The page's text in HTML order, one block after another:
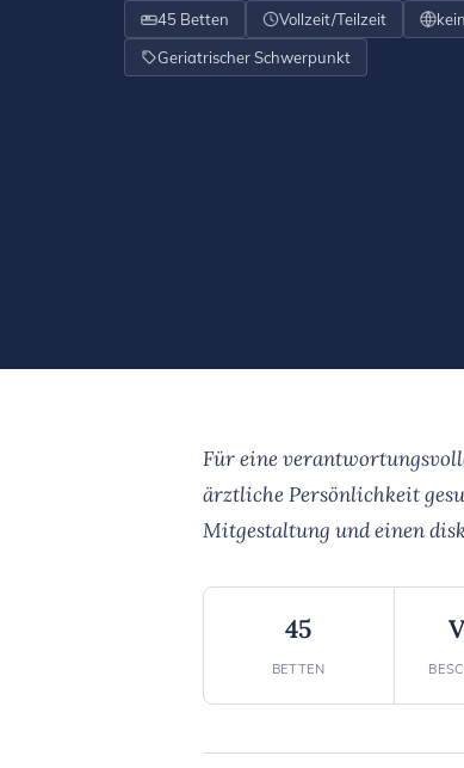
45 Betten Vollzeit/Teilzeit
Geriatrischer Schwerpunkt
Für eine
ärztliche Persönlichkeit
Mitgestaltung und einen
45
BETTEN